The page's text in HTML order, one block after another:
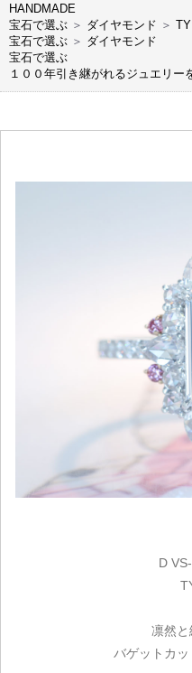
HANDMADE
宝石で選ぶ ＞ ダイヤモンド ＞
宝石で選ぶ ＞ ダイヤモンド
宝石で選ぶ
１００年引き継がれるジュエリ
D
凛然と
バゲットカッ